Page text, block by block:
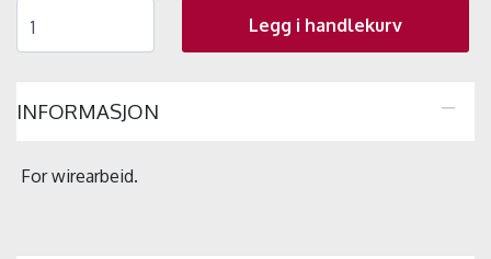
Legg i handlekurv
INFORMASJON
For wirearbeid.